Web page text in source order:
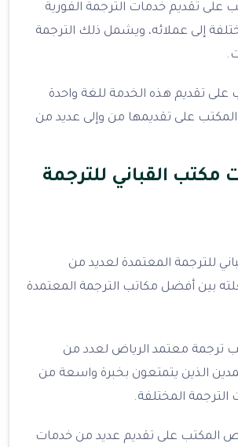
على تقديم خدمات الترجمة الفورية
إلى عملائه، ويشمل ذلك الترجمة
على تقديم هذه الخدمة للغة واحدة
على تقديمها من وإلى عديد من
مكتب القباني للترجمة
للترجمة المعتمدة لعديد من
بين أفضل مكاتب الترجمة المعتمدة
ترجمة معتمد الرياض لعدد من
الذين يتمتعون بخبرة واسعة من
المختلفة.
المكتب على تقديم عديد من خدمات